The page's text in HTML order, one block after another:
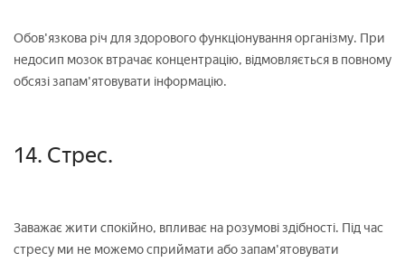
Обов'язкова річ для здорового функціонування організму. При
недосип мозок втрачає концентрацію, відмовляється в повному
обсязі запам'ятовувати інформацію.
14. Стрес.
Заважає жити спокійно, впливає на розумові здібності. Під час
стресу ми не можемо сприймати або запам'ятовувати